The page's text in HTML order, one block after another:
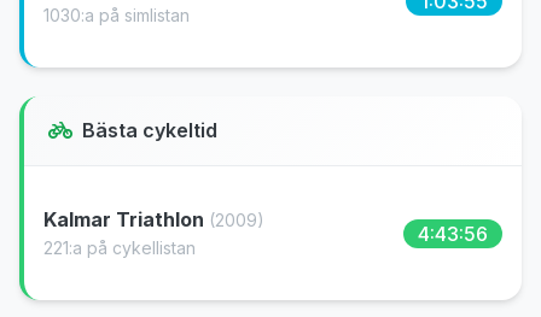
1030:a på simlistan
Bästa cykeltid
Kalmar Triathlon (2009)
221:a på cykellistan
4:43:56